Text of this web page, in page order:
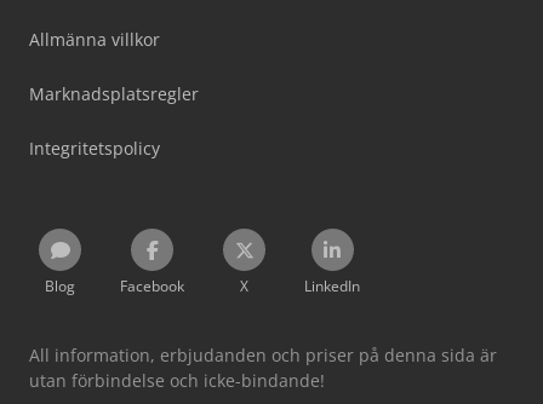
Allmänna villkor
Marknadsplatsregler
Integritetspolicy
Blog Facebook X LinkedIn
All information, erbjudanden och priser på denna sida är
utan förbindelse och icke-bindande!